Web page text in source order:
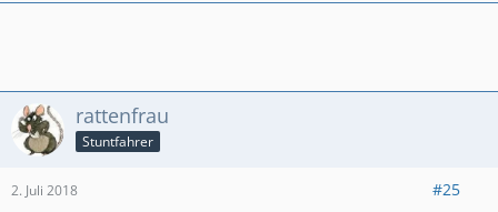
rattenfrau
Stuntfahrer
2. Juli 2018 #25